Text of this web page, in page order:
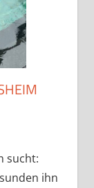
sucht:
ihn